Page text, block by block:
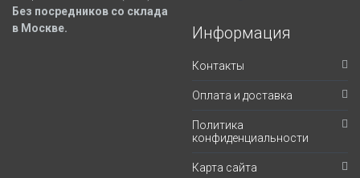
Без посредников со склада
в Москве.
Информация
Контакты
Оплата и доставка
Политика
конфиденциальности
Карта сайта